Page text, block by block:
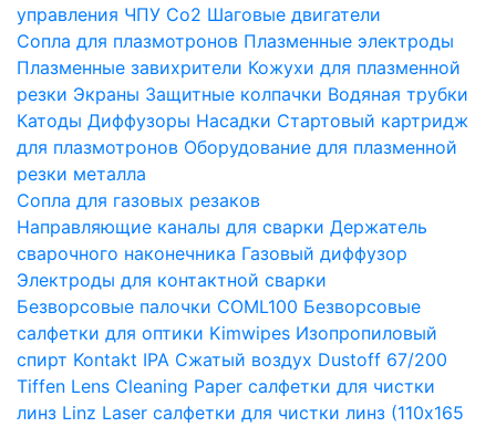
управления ЧПУ Co2 Шаговые двигатели
Сопла для плазмотронов Плазменные электроды
Плазменные завихрители Кожухи для плазменной
резки Экраны Защитные колпачки Водяная трубки
Катоды Диффузоры Насадки Стартовый картридж
для плазмотронов Оборудование для плазменной
резки металла
Сопла для газовых резаков
Направляющие каналы для сварки Держатель
сварочного наконечника Газовый диффузор
Электроды для контактной сварки
Безворсовые палочки COML100 Безворсовые
салфетки для оптики Kimwipes Изопропиловый
спирт Kontakt IPA Сжатый воздух Dustoff 67/200
Tiffen Lens Cleaning Paper салфетки для чистки
линз Linz Laser салфетки для чистки линз (110х165